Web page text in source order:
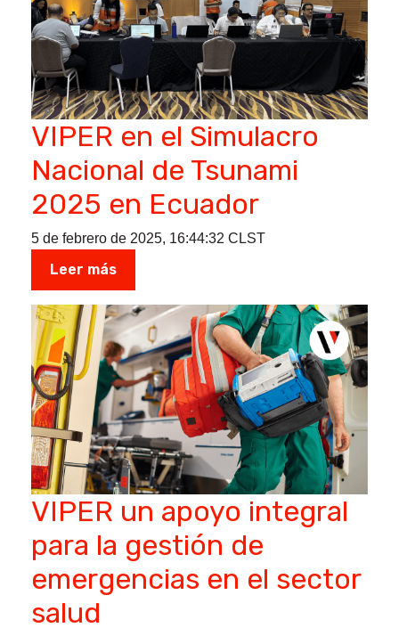
VIPER en el Simulacro
Nacional de Tsunami
2025 en Ecuador
5 de febrero de 2025, 16:44:32 CLST
Leer más
VIPER un apoyo integral
para la gestión de
emergencias en el sector
salud